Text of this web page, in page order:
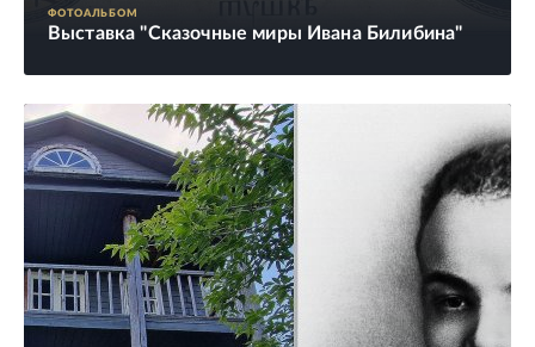
ФОТОАЛЬБОМ
Выставка "Сказочные миры Ивана Билибина"